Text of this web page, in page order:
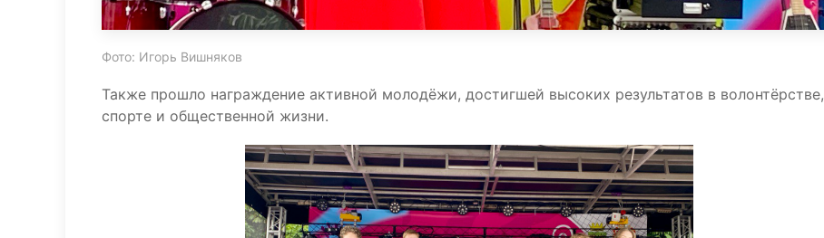
Фото: Игорь Вишняков
Также прошло награждение активной молодёжи, достигшей высоких результатов в волонтёрстве,
спорте и общественной жизни.